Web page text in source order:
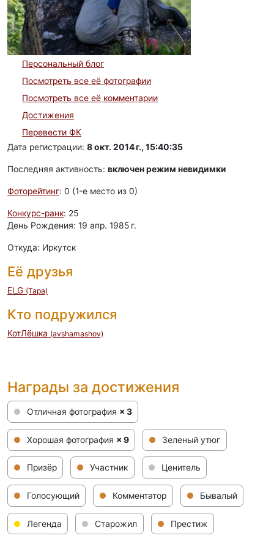
Персональный блог
Посмотреть все её фотографии
Посмотреть все её комментарии
Достижения
Перевести ФК
Дата регистрации: 8 окт. 2014 г., 15:40:35
Последняя активность: включен режим невидимки
Фоторейтинг: 0 (1-e место из 0)
Конкурс-ранк: 25
День Рождения: 19 апр. 1985 г.
Откуда: Иркутск
Её друзья
El_G (Tapa)
Кто подружился
КотЛёшка (avshamashov)
Награды за достижения
Отличная фотография × 3
Хорошая фотография × 9 Зеленый утюг
Призёр Участник Ценитель
Голосующий Комментатор Бывалый
Легенда Старожил Престиж